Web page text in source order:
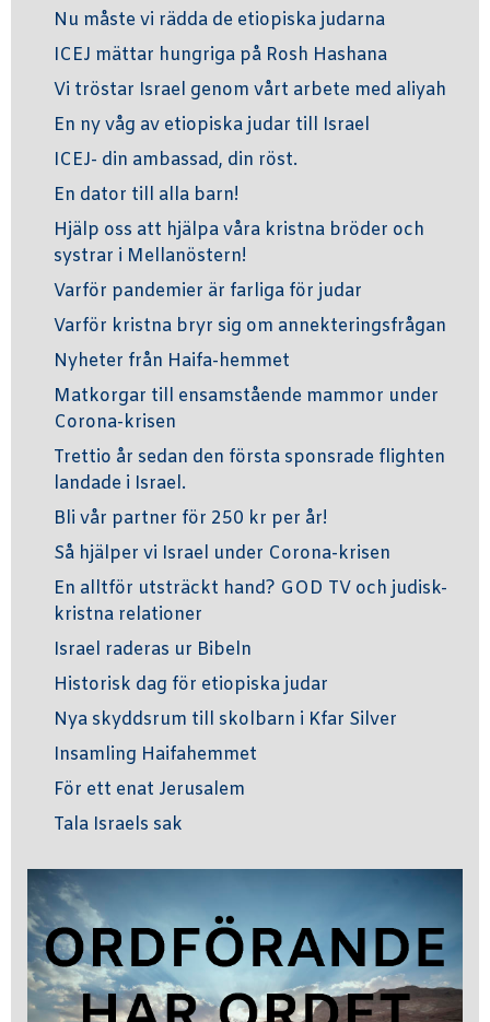
Nu måste vi rädda de etiopiska judarna
ICEJ mättar hungriga på Rosh Hashana
Vi tröstar Israel genom vårt arbete med aliyah
En ny våg av etiopiska judar till Israel
ICEJ- din ambassad, din röst.
En dator till alla barn!
Hjälp oss att hjälpa våra kristna bröder och
systrar i Mellanöstern!
Varför pandemier är farliga för judar
Varför kristna bryr sig om annekteringsfrågan
Nyheter från Haifa-hemmet
Matkorgar till ensamstående mammor under
Corona-krisen
Trettio år sedan den första sponsrade flighten
landade i Israel.
Bli vår partner för 250 kr per år!
Så hjälper vi Israel under Corona-krisen
En alltför utsträckt hand? GOD TV och judisk-
kristna relationer
Israel raderas ur Bibeln
Historisk dag för etiopiska judar
Nya skyddsrum till skolbarn i Kfar Silver
Insamling Haifahemmet
För ett enat Jerusalem
Tala Israels sak